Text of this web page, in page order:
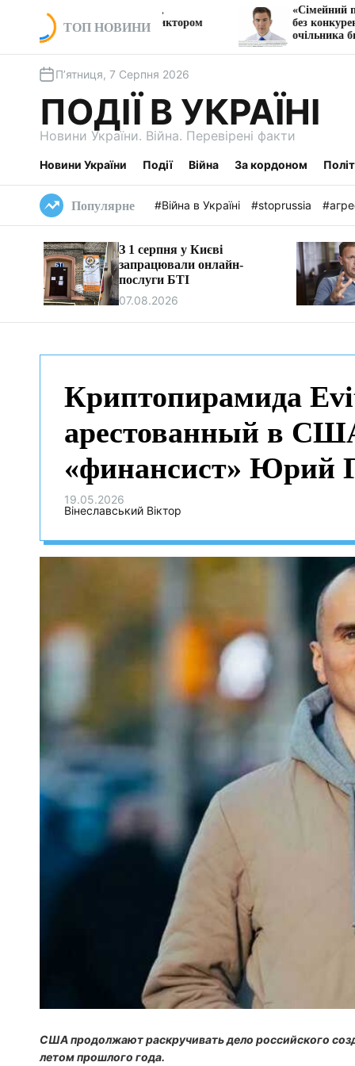
м
ТОП НОВИНИ
Три кейса,
с Виктором
«Сімейний підряд на
без конкуренції
очільника бюджетної комісії
П’ятниця, 7 Серпня 2026
ПОДІЇ В УКРАЇНІ
Новини України. Війна. Перевірені факти
Новини України Події Війна За кордоном
Популярне #Війна в Україні #stoprussia
З 1 серпня у Києві
запрацювали онлайн-
послуги БТІ
07.08.2026
Криптопирамида
арестованный в
«финансист» Юрий
американскую
для ФСБ и ГРУ
19.05.2026
Вінеславський Віктор
США продолжают раскручивать дело российского
летом прошлого года.